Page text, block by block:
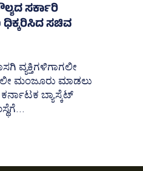
ಸರ್ಕಾರಿ
ಸಚಿವ
ವ್ಯಕ್ತಿಗಳಿಗಾಗಲೀ
ಮಂಜೂರು ಮಾಡಲು
ಬ್ಯಾಸ್ಕೆಟ್‌